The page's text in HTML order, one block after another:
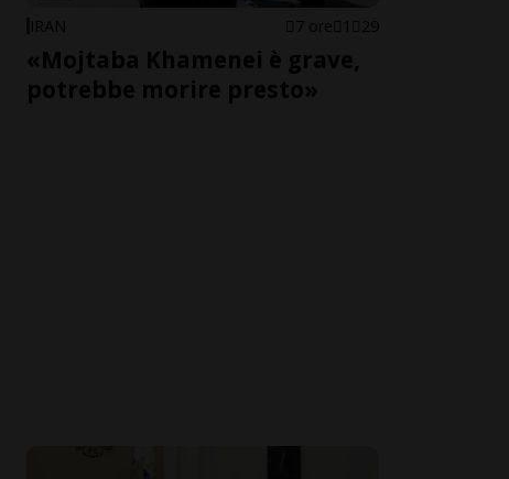
IRAN 7 ore 1 29
«Mojtaba Khamenei è grave,
potrebbe morire presto»